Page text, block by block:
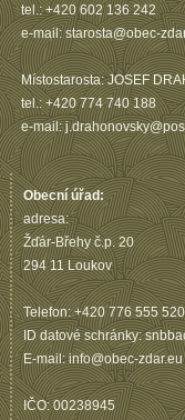
tel.: +420 602 136 242
e-mail: starosta@obec-
Místostarosta: JOSEF
tel.: +420 774 740 188
e-mail:
Obecní úřad:
adresa:
Žďár-Břehy č.p. 20
294 11 Loukov
Telefon: +420 776 555 520
ID datové schránky:
E-mail: info@obec-zdar.eu
IČO: 00238945